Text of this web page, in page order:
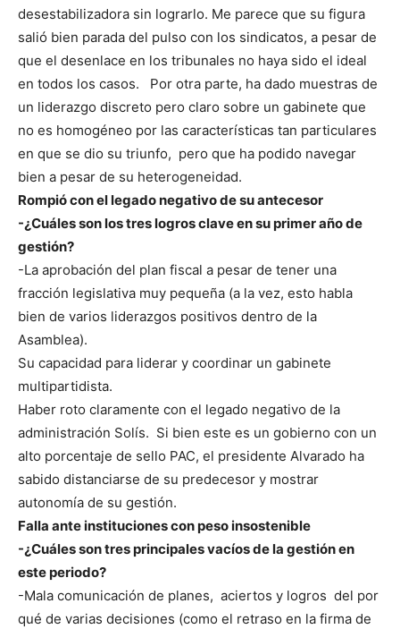
desestabilizadora sin lograrlo. Me parece que su figura
salió bien parada del pulso con los sindicatos, a pesar de
que el desenlace en los tribunales no haya sido el ideal
en todos los casos.
Por otra parte, ha dado muestras de
un liderazgo discreto pero claro sobre un gabinete que
no es homogéneo por las características tan particulares
en que se dio su triunfo, pero que ha podido navegar
bien a pesar de su heterogeneidad.
Rompió con el legado negativo de su antecesor
-¿Cuáles son los tres logros clave en su primer año de
gestión?
-La aprobación del plan fiscal a pesar de tener una
fracción legislativa muy pequeña (a la vez, esto habla
bien de varios liderazgos positivos dentro de la
Asamblea).
Su capacidad para liderar y coordinar un gabinete
multipartidista.
Haber roto claramente con el legado negativo de la
administración Solís. Si bien este es un gobierno con un
alto porcentaje de sello PAC, el presidente Alvarado ha
sabido distanciarse de su predecesor y mostrar
autonomía de su gestión.
Falla ante instituciones con peso insostenible
-¿Cuáles son tres principales vacíos de la gestión en
este periodo?
-Mala comunicación de planes, aciertos y logros del por
qué de varias decisiones (como el retraso en la firma de